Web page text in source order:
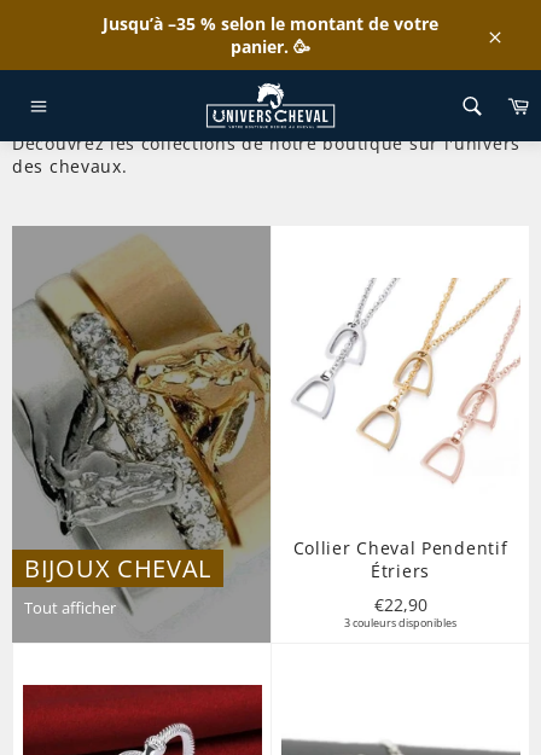
contenu
Jusqu’à –35 % selon le montant de votre
panier. 🥳
NOS COLLECTIONS CHEVAL
Découvrez les collections de notre boutique sur l'univers
des chevaux.
BIJOUX CHEVAL
Tout afficher
Collier Cheval Pendentif
Étriers
Prix
régulier
€22,90
3 couleurs disponibles